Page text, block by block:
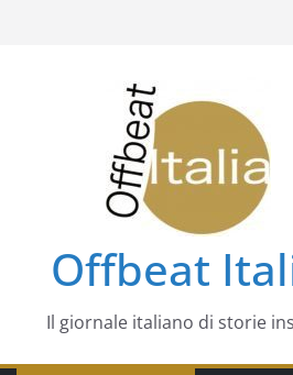
Offbeat
Il giornale italiano di storie